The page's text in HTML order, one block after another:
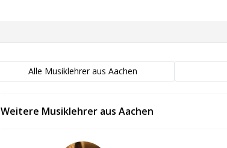
Alle Musiklehrer aus Aachen
Weitere Musiklehrer aus Aachen